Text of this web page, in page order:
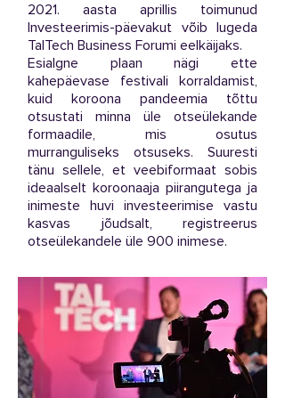
2021. aasta aprillis toimunud
Investeerimis-päevakut võib lugeda
TalTech Business Forumi eelkäijaks.
Esialgne plaan nägi ette
kahepäevase festivali korraldamist,
kuid koroona pandeemia tõttu
otsustati minna üle otseülekande
formaadile, mis osutus
murranguliseks otsuseks. Suuresti
tänu sellele, et veebiformaat sobis
ideaalselt koroonaaja piirangutega ja
inimeste huvi investeerimise vastu
kasvas jõudsalt, registreerus
otseülekandele üle 900 inimese.